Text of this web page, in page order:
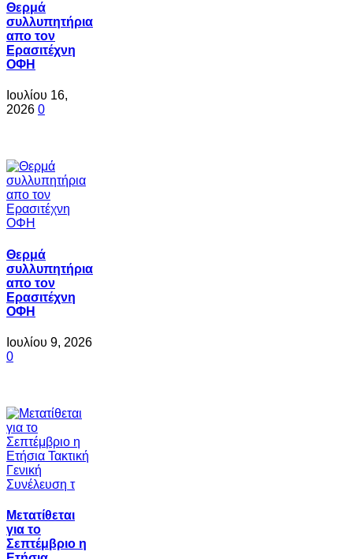
Θερμά
συλλυπητήρια
απο τον
Ερασιτέχνη
ΟΦΗ
Ιουλίου 16,
2026 0
Θερμά
συλλυπητήρια
απο τον
Ερασιτέχνη
ΟΦΗ
Ιουλίου 9, 2026
0
Μετατίθεται
για το
Σεπτέμβριο η